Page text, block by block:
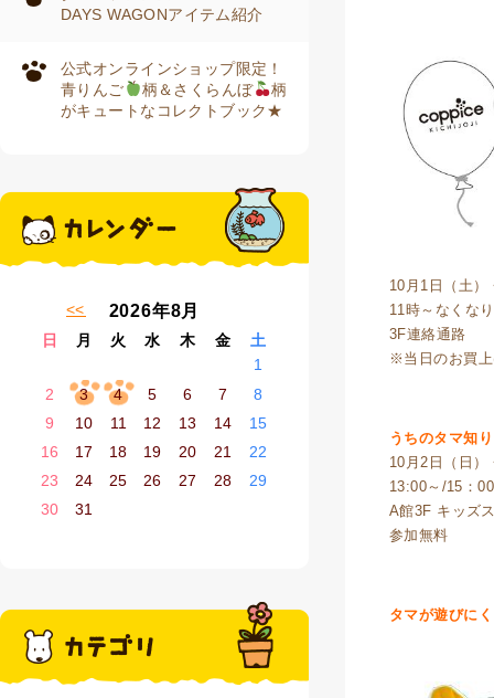
DAYS WAGONアイテム紹介
公式オンラインショップ限定！
青りんご
柄＆さくらんぼ
柄
がキュートなコレクトブック★
2026年8月
日 月 火 水 木 金 土
« 7月
1
2
3 4 5 6 7
8
9
10 11 12 13 14
15
16
17 18 19 20 21
22
23
24 25 26 27 28
29
30
31
10月1日（土）
11時～なくな
3F連絡通路
※当日のお買
うちのタマ知
10月2日（日）
13:00～/15：
A館3F キッズ
参加無料
タマが遊びに